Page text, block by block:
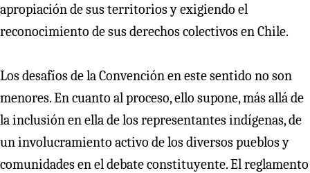
apropiación de sus territorios y exigiendo el
reconocimiento de sus derechos colectivos en Chile.
Los desafíos de la Convención en este sentido no son
menores. En cuanto al proceso, ello supone, más allá de
la inclusión en ella de los representantes indígenas, de
un involucramiento activo de los diversos pueblos y
comunidades en el debate constituyente. El reglamento